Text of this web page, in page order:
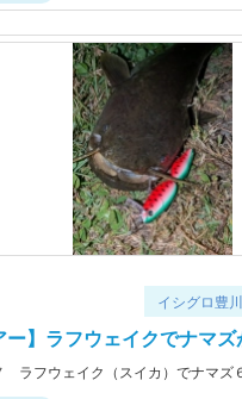
イシグロ豊
ー】ラフウェイクでナマズ